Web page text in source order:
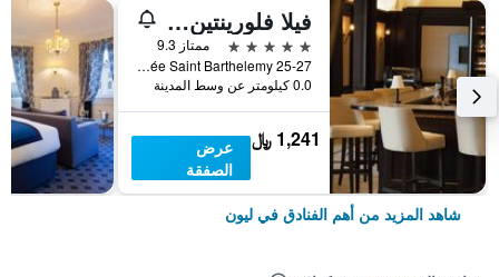
فيلا فلورينتين، إيه بيوفالون هوتل آند سبا
5 نجوم
ممتاز 9.3
25-27 Montée Saint Barthelemy, ليون, Lyon Metropolis, فرنسا
0.0 كيلومتر عن وسط المدينة
1,241 ﷼
عرض
الصفقة
شاهد المزيد من أهم الفنادق في ليون